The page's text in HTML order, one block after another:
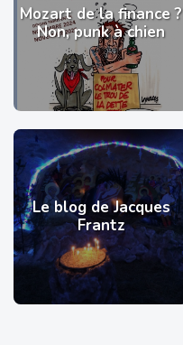
Mozart de la finance ?
Non, punk à chien
Le blog de Jacques
Frantz